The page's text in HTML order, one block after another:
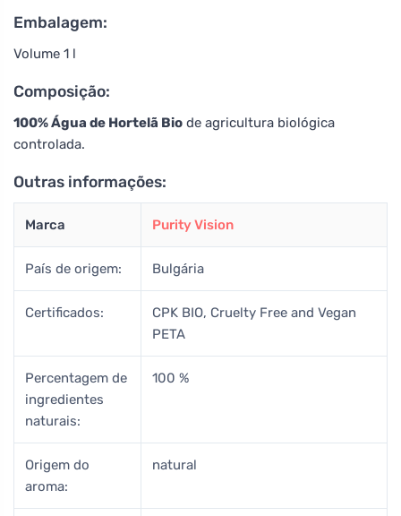
Embalagem:
Volume 1 l
Composição:
100% Água de Hortelã Bio de agricultura biológica
controlada.
Outras informações:
Marca Purity Vision
País de origem: Bulgária
Certificados:
CPK BIO, Cruelty Free and Vegan
PETA
Percentagem de
ingredientes
naturais:
100 %
Origem do
aroma:
natural